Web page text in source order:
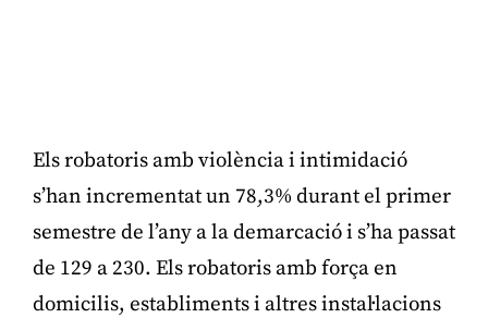
Els robatoris amb violència i intimidació
s’han incrementat un 78,3% durant el primer
semestre de l’any a la demarcació i s’ha passat
de 129 a 230. Els robatoris amb força en
domicilis, establiments i altres instal·lacions